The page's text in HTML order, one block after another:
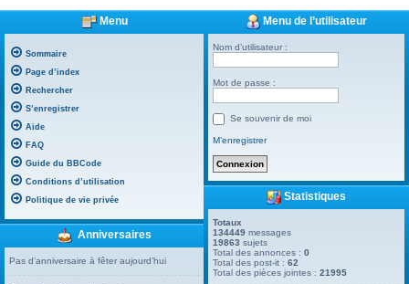
Menu
Sommaire
Page d’index
Rechercher
S’enregistrer
Aide
FAQ
Guide du BBCode
Conditions d’utilisation
Politique de vie privée
Anniversaires
Pas d’anniversaire à fêter aujourd’hui
Menu de l’utilisateur
Nom d’utilisateur :
Mot de passe :
Se souvenir de moi
M’enregistrer
Statistiques
Totaux
134449 messages
19863 sujets
Total des annonces :0
Total des post-it :62
Total des pièces jointes :21995